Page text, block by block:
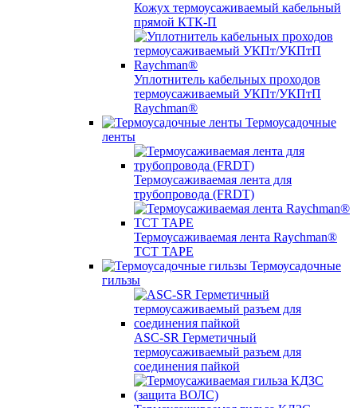
Кожух термоусаживаемый кабельный
прямой КТК-П
Уплотнитель кабельных проходов
термоусаживаемый УКПт/УКПтП
Raychman®
Термоусадочные
ленты
Термоусаживаемая лента для
трубопровода (FRDT)
Термоусаживаемая лента Raychman®
TCT TAPE
Термоусадочные
гильзы
ASC‐SR Герметичный
термоусаживаемый разъем для
соединения пайкой